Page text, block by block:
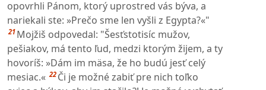
opovrhli Pánom, ktorý uprostred vás býva, a
nariekali ste: »Prečo sme len vyšli z Egypta?«"
21 Mojžiš odpovedal: "Šesťstotisíc mužov,
pešiakov, má tento ľud, medzi ktorým žijem, a ty
hovoríš: »Dám im mäsa, že ho budú jesť celý
mesiac.« 22 Či je možné zabiť pre nich toľko